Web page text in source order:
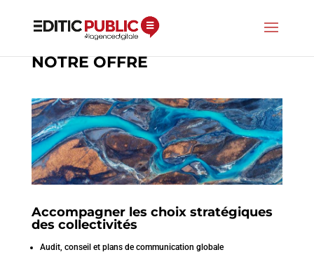
NOTRE OFFRE
Accompagner les choix stratégiques
des collectivités
Audit, conseil et plans de communication globale